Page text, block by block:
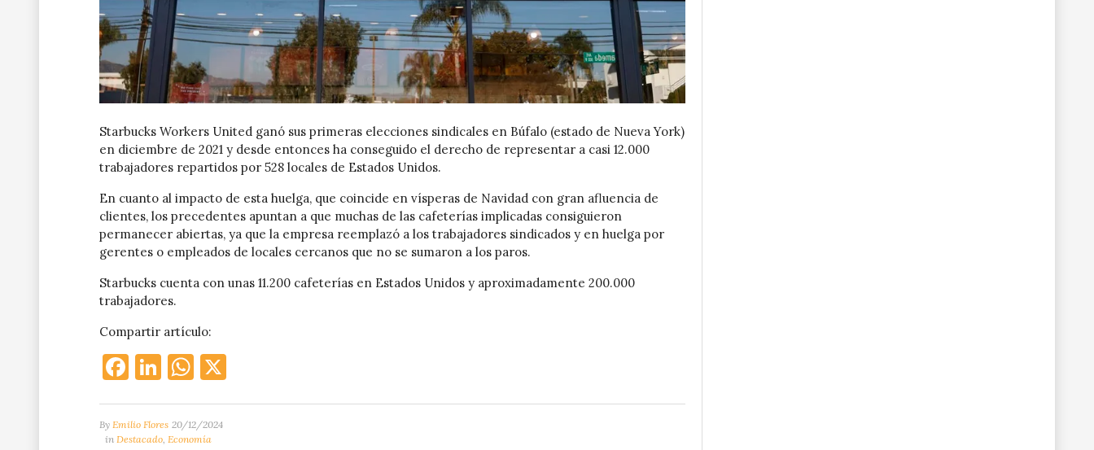
Starbucks Workers United ganó sus primeras elecciones sindicales en Búfalo (estado de Nueva York)
en diciembre de 2021 y desde entonces ha conseguido el derecho de representar a casi 12.000
trabajadores repartidos por 528 locales de Estados Unidos.
En cuanto al impacto de esta huelga, que coincide en vísperas de Navidad con gran afluencia de
clientes, los precedentes apuntan a que muchas de las cafeterías implicadas consiguieron
permanecer abiertas, ya que la empresa reemplazó a los trabajadores sindicados y en huelga por
gerentes o empleados de locales cercanos que no se sumaron a los paros.
Starbucks cuenta con unas 11.200 cafeterías en Estados Unidos y aproximadamente 200.000
trabajadores.
Compartir artículo:
Facebook
LinkedIn
WhatsApp
By Emilio Flores 20/12/2024
in Destacado Economía